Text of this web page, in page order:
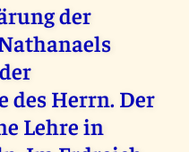
der
des Herrn. Der
Lehre in